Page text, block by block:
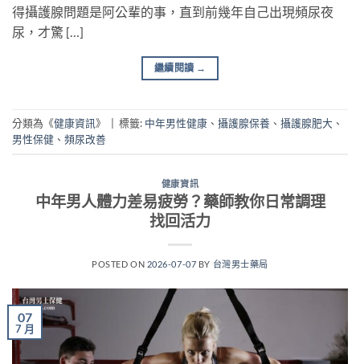
得攝護腺問題是阿公輩的事，直到前幾年自己出現頻尿夜
尿，才驚 […]
繼續閱讀 →
分類為《健康資訊》 標籤: 中年男性健康 、 攝護腺保養 、 攝護腺肥大 、
男性保健 、 頻尿改善
健康資訊
中年男人體力差易疲勞？藥師教你日常調理
找回活力
POSTED ON 2026-07-07 BY 台灣男士藥局
07
7 月